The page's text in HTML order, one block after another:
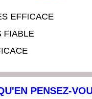
EFFICACE
FIABLE
PENSEZ-